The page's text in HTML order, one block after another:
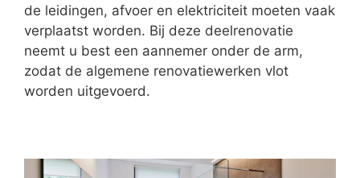
de leidingen, afvoer en elektriciteit moeten vaak
verplaatst worden. Bij deze deelrenovatie
neemt u best een aannemer onder de arm,
zodat de algemene renovatiewerken vlot
worden uitgevoerd.